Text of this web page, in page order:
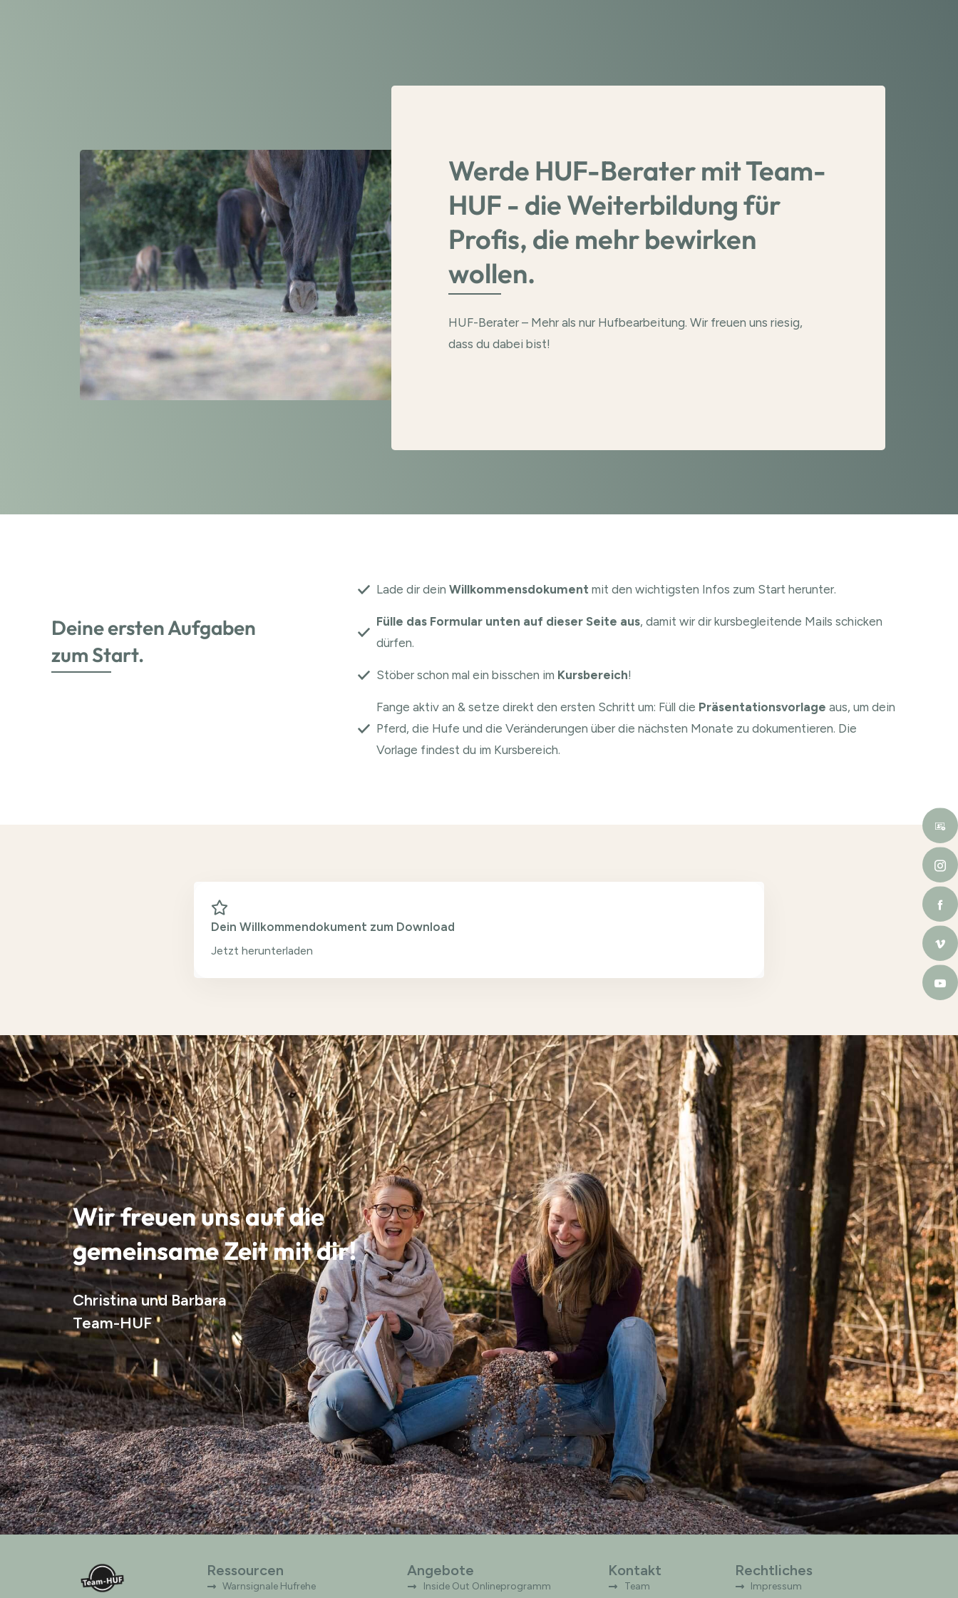
Werde HUF-Berater mit Team-
HUF - die Weiterbildung für
Profis, die mehr bewirken
wollen.
HUF-Berater – Mehr als nur Hufbearbeitung. Wir freuen uns riesig,
dass du dabei bist!
Deine ersten Aufgaben
zum Start.
Lade dir deinWillkommensdokument mit den wichtigsten Infos zum Start herunter.
Fülle das Formular unten auf dieser Seite aus, damit wir dir kursbegleitende Mails schicken
dürfen.
Stöber schon mal ein bisschen im Kursbereich!
Fange aktiv an & setze direkt den ersten Schritt um: Füll die Präsentationsvorlage aus, um dein
Pferd, die Hufe und die Veränderungen über die nächsten Monate zu dokumentieren. Die
Vorlage findest du im Kursbereich.
Dein Willkommendokument zum Download
Jetzt herunterladen
Wir freuen uns auf die
gemeinsame Zeit mit dir!
Christina und Barbara
Team-HUF
Ressourcen
Warnsignale Hufrehe
Angebote
Inside Out Onlineprogramm
Kontakt
Team
Rechtliches
Impressum